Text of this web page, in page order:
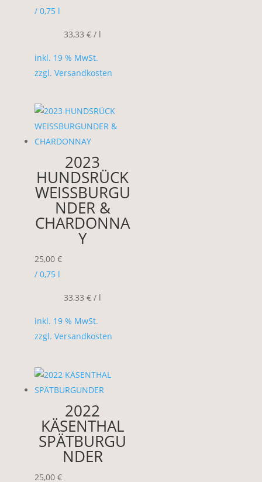
/ 0,75 l
33,33€ / l
inkl. 19 % MwSt.
zzgl. Versandkosten
2023
HUNDSRÜCK
WEISSBURGU
NDER &
CHARDONNA
Y
25,00 €
/ 0,75 l
33,33€ / l
inkl. 19 % MwSt.
zzgl. Versandkosten
2022
KÄSENTHAL
SPÄTBURGU
NDER
25,00 €